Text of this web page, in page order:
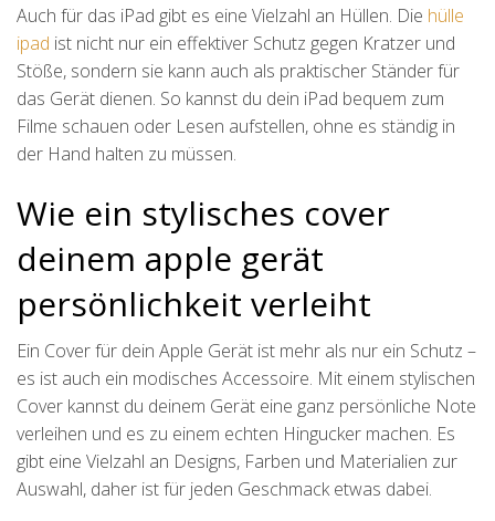
Auch für das iPad gibt es eine Vielzahl an Hüllen. Die hülle
ipad ist nicht nur ein effektiver Schutz gegen Kratzer und
Stöße, sondern sie kann auch als praktischer Ständer für
das Gerät dienen. So kannst du dein iPad bequem zum
Filme schauen oder Lesen aufstellen, ohne es ständig in
der Hand halten zu müssen.
Wie ein stylisches cover
deinem apple gerät
persönlichkeit verleiht
Ein Cover für dein Apple Gerät ist mehr als nur ein Schutz –
es ist auch ein modisches Accessoire. Mit einem stylischen
Cover kannst du deinem Gerät eine ganz persönliche Note
verleihen und es zu einem echten Hingucker machen. Es
gibt eine Vielzahl an Designs, Farben und Materialien zur
Auswahl, daher ist für jeden Geschmack etwas dabei.